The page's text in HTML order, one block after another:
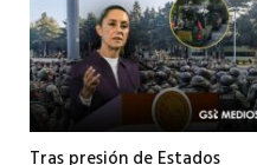
Tras presión de Estados